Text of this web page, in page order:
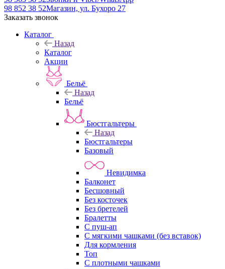
98 852 38 52Магазин, ул. Бухоро 27
Заказать звонок
Каталог
Назад
Каталог
Акции
Бельё
Назад
Бельё
Бюстгальтеры
Назад
Бюстгальтеры
Базовый
Невидимка
Балконет
Бесшовный
Без косточек
Без бретелей
Бралетты
С пуш-ап
С мягкими чашками (без вставок)
Для кормления
Топ
С плотными чашками